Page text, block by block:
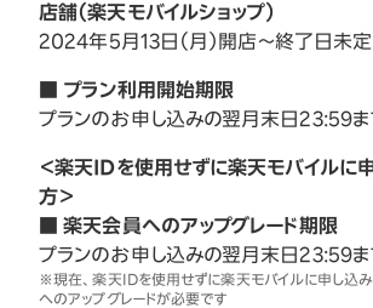
店舗（楽天モバイルショップ）
2024年5月13日（月）開店～終了日未定
■ プラン利用開始期限
プランのお申し込みの翌月末日23:59ま
＜楽天IDを使用せずに楽天モバイルに
方＞
■ 楽天会員へのアップグレード期限
プランのお申し込みの翌月末日23:59ま
※現在、楽天IDを使用せずに楽天モバイルに申し込
へのアップグレードが必要です